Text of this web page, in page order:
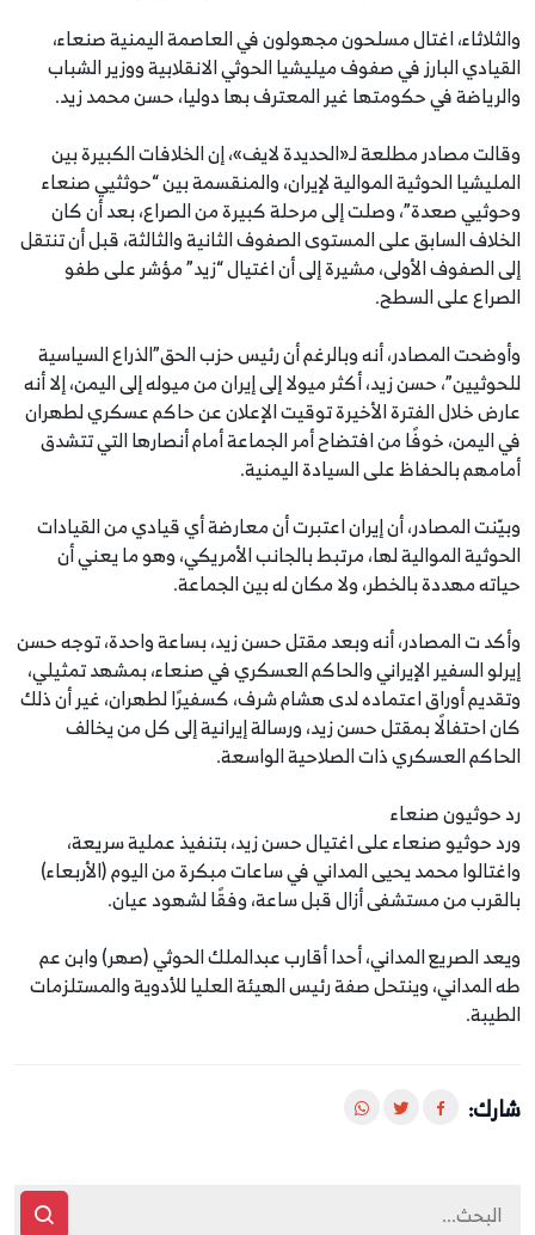
والثلاثاء، اغتال مسلحون مجهولون في العاصمة اليمنية صنعاء،
القيادي البارز في صفوف ميليشيا الحوثي الانقلابية ووزير الشباب
والرياضة في حكومتها غير المعترف بها دوليا، حسن محمد زيد.
وقالت مصادر مطلعة لـ«الحديدة لايف»، إن الخلافات الكبيرة بين
المليشيا الحوثية الموالية لإيران، والمنقسمة بين “حوثثيي صنعاء
وحوثيي صعدة”، وصلت إلى مرحلة كبيرة من الصراع، بعد أن كان
الخلاف السابق على المستوى الصفوف الثانية والثالثة، قبل أن تنتقل
إلى الصفوف الأولى، مشيرة إلى أن اغتيال “زيد” مؤشر على طفو
الصراع على السطح.
وأوضحت المصادر، أنه وبالرغم أن رئيس حزب الحق”الذراع السياسية
للحوثيين”، حسن زيد، أكثر ميولا إلى إيران من ميوله إلى اليمن، إلا أنه
عارض خلال الفترة الأخيرة توقيت الإعلان عن حاكم عسكري لطهران
في اليمن، خوفًا من افتضاح أمر الجماعة أمام أنصارها التي تتشدق
أمامهم بالحفاظ على السيادة اليمنية.
وبيّنت المصادر، أن إيران اعتبرت أن معارضة أي قيادي من القيادات
الحوثية الموالية لها، مرتبط بالجانب الأمريكي، وهو ما يعني أن
حياته مهددة بالخطر، ولا مكان له بين الجماعة.
وأكد ت المصادر، أنه وبعد مقتل حسن زيد، بساعة واحدة، توجه حسن
إيرلو السفير الإيراني والحاكم العسكري في صنعاء، بمشهد تمثيلي،
وتقديم أوراق اعتماده لدى هشام شرف، كسفيرًا لطهران، غير أن ذلك
كان احتفالًا بمقتل حسن زيد، ورسالة إيرانية إلى كل من يخالف
الحاكم العسكري ذات الصلاحية الواسعة.
رد حوثيون صنعاء
ورد حوثيو صنعاء على اغتيال حسن زيد، بتنفيذ عملية سريعة،
واغتالوا محمد يحيى المداني في ساعات مبكرة من اليوم (الأربعاء)
بالقرب من مستشفى أزال قبل ساعة، وفقًا لشهود عيان.
ويعد الصريع المداني، أحدا أقارب عبدالملك الحوثي (صهر) وابن عم
طه المداني، وينتحل صفة رئيس الهيئة العليا للأدوية والمستلزمات
الطيبة.
شارك: